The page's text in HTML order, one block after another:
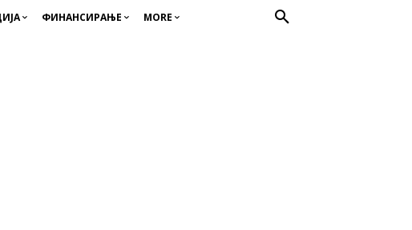
ФИНАНСИРАЊЕ MORE